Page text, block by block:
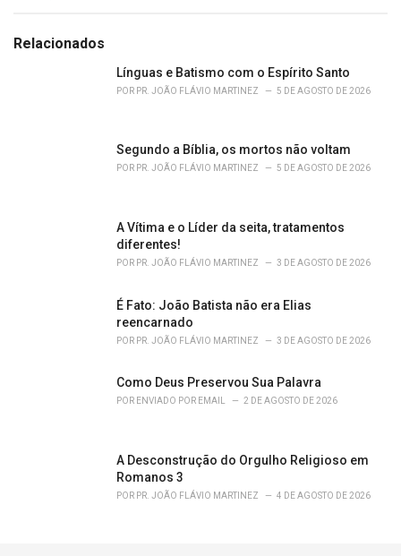
e
Relacionados
Línguas e Batismo com o Espírito Santo
POR PR. JOÃO FLÁVIO MARTINEZ 5 DE AGOSTO DE 2026
Segundo a Bíblia, os mortos não voltam
POR PR. JOÃO FLÁVIO MARTINEZ 5 DE AGOSTO DE 2026
A Vítima e o Líder da seita, tratamentos
diferentes!
POR PR. JOÃO FLÁVIO MARTINEZ 3 DE AGOSTO DE 2026
É Fato: João Batista não era Elias
reencarnado
POR PR. JOÃO FLÁVIO MARTINEZ 3 DE AGOSTO DE 2026
Como Deus Preservou Sua Palavra
POR ENVIADO POR EMAIL 2 DE AGOSTO DE 2026
A Desconstrução do Orgulho Religioso em
Romanos 3
POR PR. JOÃO FLÁVIO MARTINEZ 4 DE AGOSTO DE 2026